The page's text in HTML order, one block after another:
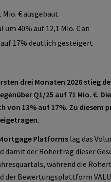
€ ausgebaut
40% auf 12,1 Mio. € an
17% deutlich gesteigert
drei Monaten 2026 stieg
Q1/25 auf 71 Mio. €.
von 13% auf 17%. Zu diesem
Platformslag das
der Rohertrag dieser
während die
Bewertungsplattform